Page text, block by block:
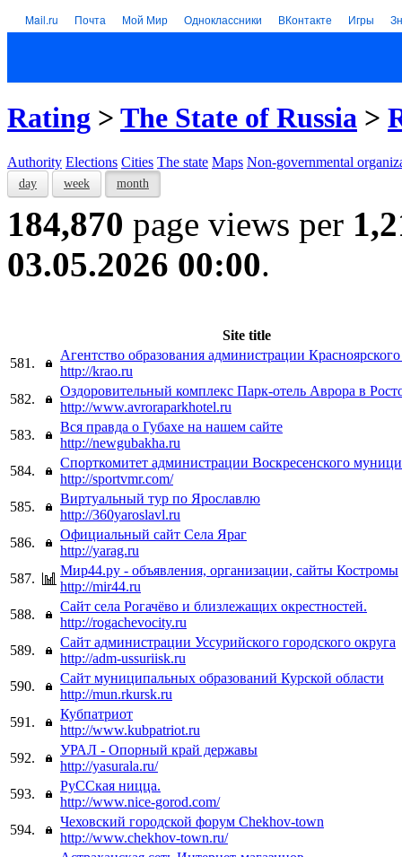
Mail.ru Почта Мой Мир Одноклассники ВКонтакте Игры
Rating > The State of Russia >
Authority Elections Cities The state Maps Non-governmental
day week month
184,870 page views per
03.05.2026 00:00.
Site title
581.
Агентство образования администрации Красноярского
http://krao.ru
582.
Оздоровительный комплекс Парк-отель Аврора в
http://www.avroraparkhotel.ru
583.
Вся правда о Губахе на нашем сайте
http://newgubakha.ru
584.
Спорткомитет администрации Воскресенского
http://sportvmr.com/
585.
Виртуальный тур по Ярославлю
http://360yaroslavl.ru
586.
Официальный сайт Села Яраг
http://yarag.ru
587.
Мир44.ру - объявления, организации, сайты Костромы
http://mir44.ru
588.
Сайт села Рогачёво и близлежащих окрестностей.
http://rogachevocity.ru
589.
Сайт администрации Уссурийского городского округа
http://adm-ussuriisk.ru
590.
Сайт муниципальных образований Курской области
http://mun.rkursk.ru
591.
Кубпатриот
http://www.kubpatriot.ru
592.
УРАЛ - Опорный край державы
http://yasurala.ru/
593.
РуССкая ницца.
http://www.nice-gorod.com/
594.
Чеховский городской форум Сhekhov-town
http://www.chekhov-town.ru/